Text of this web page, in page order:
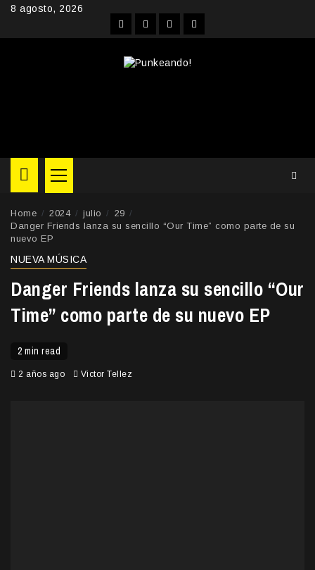
Skip8 agosto, 2026
FacebookInstagram
YouTubeTwitter
Primary
Menu
Home 2024 julio
29
Danger Friends lanza su sencillo “Our Time” como parte de su
nuevo EP
NUEVA MÚSICA
Danger Friends lanza su sencillo “Our
Time” como parte de su nuevo EP
2 min read
2 años ago Victor Tellez